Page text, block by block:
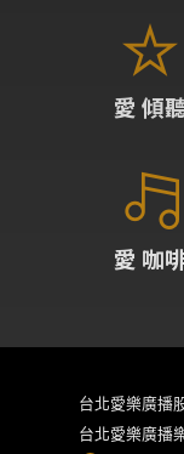
愛 傾
愛 咖
台北愛樂廣播
台北愛樂